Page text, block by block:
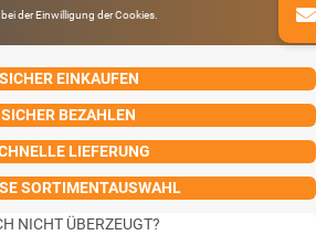
der Einwilligung der Cookies.
SICHER EINKAUFEN
SICHER BEZAHLEN
LIEFERUNG
SORTIMENTAUSWAHL
NICHT ÜBERZEUGT?